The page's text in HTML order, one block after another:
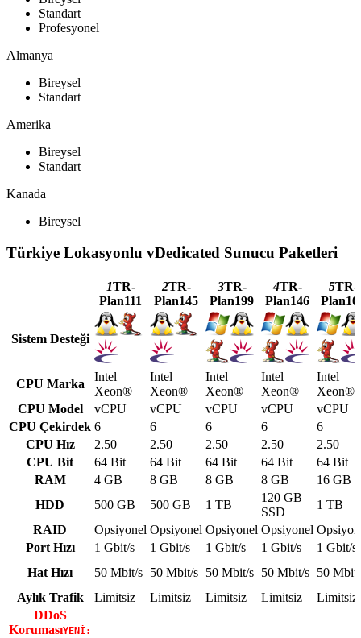
Standart
Profesyonel
Almanya
Bireysel
Standart
Amerika
Bireysel
Standart
Kanada
Bireysel
Türkiye Lokasyonlu vDedicated Sunucu Paketleri
1TR-
Plan111
2TR-
Plan145
3TR-
Plan199
4TR-
Plan146
5TR-
Sistem Desteği
CPU Marka
Intel
Xeon®
Intel
Xeon®
Intel
Xeon®
Intel
Xeon®
Intel
Xeon®
CPU Model
vCPU vCPU vCPU vCPU
vCPU
CPU Çekirdek 6 6 6 6
6
CPU Hız
2.50 2.50 2.50 2.50
2.50
CPU Bit
64 Bit 64 Bit 64 Bit 64 Bit
64 Bit
RAM
4 GB 8 GB 8 GB 8 GB
16 GB
HDD
500 GB 500 GB 1 TB
120 GB
SSD
1 TB
RAID
Opsiyonel Opsiyonel Opsiyonel Opsiyonel
Port Hızı
1 Gbit/s 1 Gbit/s 1 Gbit/s 1 Gbit/s
1 Gbit/s
Hat Hızı
50 Mbit/s 50 Mbit/s 50 Mbit/s 50 Mbit/s 50
Aylık Trafik
Limitsiz Limitsiz Limitsiz Limitsiz
Limitsiz
DDoS
KorumasıYENİ: